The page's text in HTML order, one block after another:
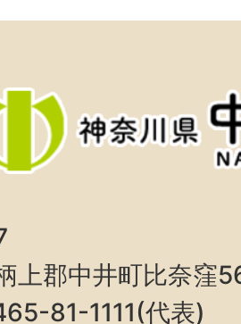
上郡中井町比奈窪
81-1111(代表)